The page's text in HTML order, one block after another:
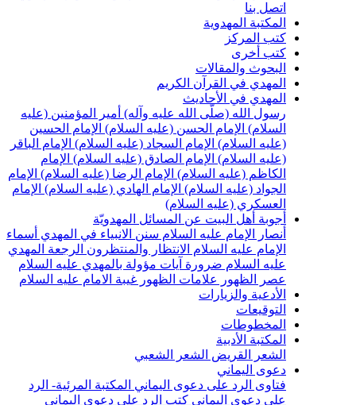
المهدوية
والمقالات
في القرآن الكريم
في الأحاديث
الله (صلّى الله عليه وآله) أمير المؤمنين (عليه
الإمام الحسن (عليه السلام) الإمام الحسين
الإمام السجاد (عليه السلام) الإمام الباقر
الإمام الصادق (عليه السلام) الإمام
(عليه السلام) الإمام الرضا (عليه السلام) الإمام
(عليه السلام) الإمام الهادي (عليه السلام) الإمام
(عليه السلام)
أهل البيت عن المسائل المهدويّة
الإمام عليه السلامسنن الانبياء في المهديأسماء
عليه السلامالانتظار والمنتظرونالرجعةالمهدي
السلام ضرورة آيات مؤولة بالمهدي عليه السلام
علامات الظهورغيبة الامام عليه السلام
والزيارات
الأدبية
الشعر الشعبي
اليماني
الرد على دعوى اليماني المكتبة المرئية- الرد
دعوى اليماني كتب الرد على دعوى اليماني